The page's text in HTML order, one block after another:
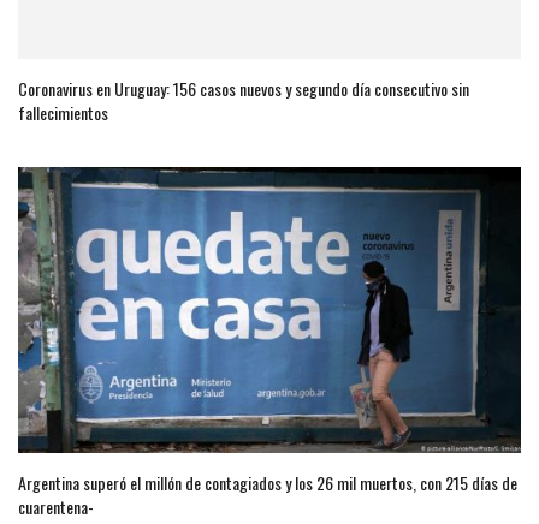
Coronavirus en Uruguay: 156 casos nuevos y segundo día consecutivo sin
fallecimientos
Argentina superó el millón de contagiados y los 26 mil muertos, con 215 días de
cuarentena-